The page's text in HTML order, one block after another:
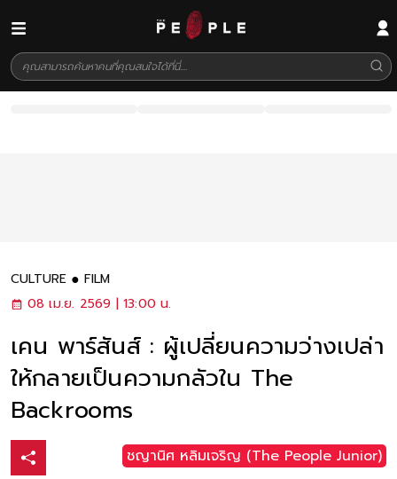
CULTURE
FILM
08 เม.ย. 2569 | 13:00 น.
เคน พาร์สันส์ : ผู้เปลี่ยนความว่างเปล่า
ให้กลายเป็นความกลัวใน The
Backrooms
ชญานิศ หลิมเจริญ (The People Junior)